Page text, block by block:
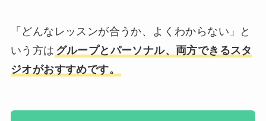
「どんなレッスンが合うか、よくわからない」と
いう方は グループとパーソナル、両方できるスタ
ジオがおすすめです。